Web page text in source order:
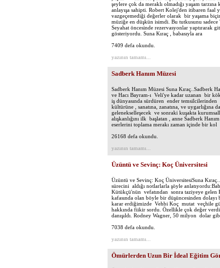
şeylere çok da meraklı olmadığı yaşam
anlayışa sahipti. Robert Kolej'den itibaren
vazgeçemediği değerler olarak bir yaşama
müziğe en düşkün isimdi. Bu tutkusunu
Seyahat öncesinde rezervasyonlar
gösteriyordu. Suna Kıraç , babasıyla ara
7409 defa okundu.
yazının tamamı...
Sadberk Hanım Müzesi
Sadberk Hanım Müzesi Suna
ve Hacı Bayram-ı Veli'ye kadar uzanan bir
iş dünyasında sürdüren ender
kültürüne , sanatına, zanatına, ve
gelenekselleşecek ve sonraki kuşakta
alışkanlığını ilk başlatan , anne Sadberk
eserlerini toplama merakı zaman içinde bir kol
26168 defa okundu.
yazının tamamı...
Üzüntü ve Sevinç: Koç Üniversitesi
Üzüntü ve Sevinç: Koç ÜniversitesiSuna
sürecini aldığı notlarlarla şöyle
Kütükçü'nün vefatından sonra taziyeye
kafasında olan böyle bir düşüncesinden
karar erdiğimizde Vehbi Koç mutat veçhile
hakkında fiikir sordu. Özellikle çok değer
danışıldı. Rodney Wagner, 50 milyon dolar
7038 defa okundu.
yazının tamamı...
Ömürlerden Uzun Bir İdeal Eğitim